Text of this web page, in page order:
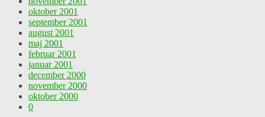
oktober 2001
september 2001
august 2001
maj 2001
februar 2001
januar 2001
december 2000
november 2000
oktober 2000
0